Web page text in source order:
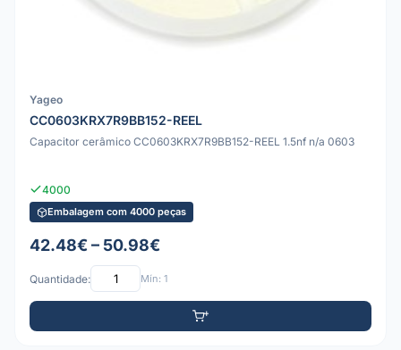
Yageo
CC0603KRX7R9BB152-REEL
Capacitor cerâmico CC0603KRX7R9BB152-REEL 1.5nf n/a 0603
4000
Embalagem com 4000 peças
42.48€ – 50.98€
Quantidade: Mín: 1